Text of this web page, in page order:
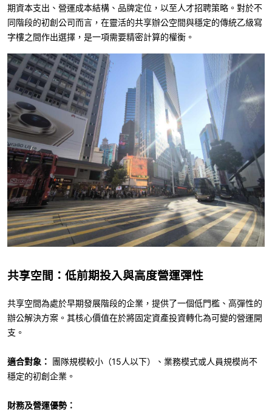
期資本支出、營運成本結構、品牌定位，以至人才招聘策略。對於不
同階段的初創公司而言，在靈活的共享辦公空間與穩定的傳統乙級寫
字樓之間作出選擇，是一項需要精密計算的權衡。
共享空間：低前期投入與高度營運彈性
共享空間為處於早期發展階段的企業，提供了一個低門檻、高彈性的
辦公解決方案。其核心價值在於將固定資產投資轉化為可變的營運開
支。
適合對象： 團隊規模較小（15人以下）、業務模式或人員規模尚不
穩定的初創企業。
財務及營運優勢：